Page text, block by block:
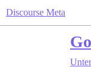
Discourse Meta